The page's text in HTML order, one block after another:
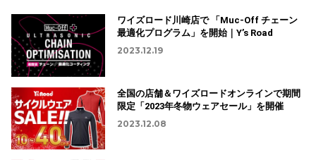
ワイズロード川崎店で 「Muc-Off チェーン
最適化プログラム」を開始｜Y’s Road
2023.12.19
全国の店舗＆ワイズロードオンラインで期間
限定「2023年冬物ウェアセール」を開催
2023.12.08